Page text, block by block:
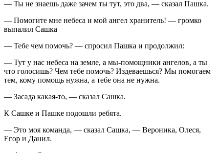
— Ты не знаешь даже зачем ты тут, это два, — сказал Пашка.
— Помогите мне небеса и мой ангел хранитель! — громко
выпалил Сашка
— Тебе чем помочь? — спросил Пашка и продолжил:
— Тут у нас небеса на земле, а мы-помощники ангелов, а ты
что голосишь? Чем тебе помочь? Издеваешься? Мы помогаем
тем, кому помощь нужна, а тебе она не нужна.
— Засада какая-то, — сказал Сашка.
К Сашке и Пашке подошли ребята.
— Это моя команда, — сказал Сашка, — Вероника, Олеся,
Егор и Данил.